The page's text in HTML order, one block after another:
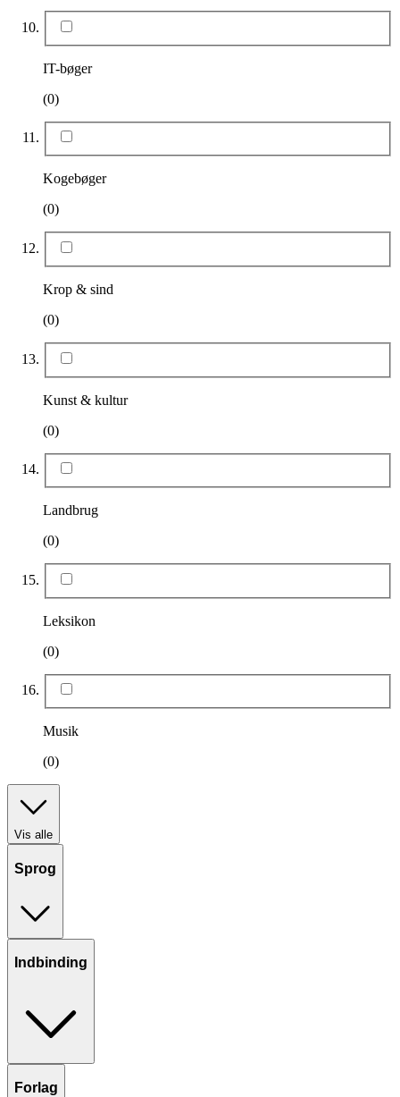
IT-bøger
(0)
Kogebøger
(0)
Krop & sind
(0)
Kunst & kultur
(0)
Landbrug
(0)
Leksikon
(0)
Musik
(0)
Vis alle
Sprog
Indbinding
Forlag